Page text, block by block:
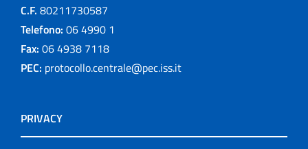
C.F. 80211730587
Telefono: 06 4990 1
Fax: 06 4938 7118
PEC: protocollo.centrale@pec.iss.it
PRIVACY